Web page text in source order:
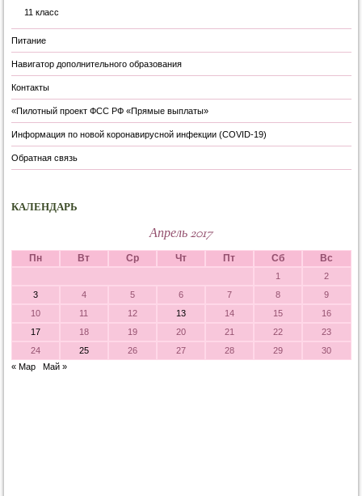
11 класс
Питание
Навигатор дополнительного образования
Контакты
«Пилотный проект ФСС РФ «Прямые выплаты»
Информация по новой коронавирусной инфекции (COVID-19)
Обратная связь
КАЛЕНДАРЬ
Апрель 2017
Пн Вт Ср Чт Пт Сб Вс
1
2
3
4 5 6 7 8
9
10
11 12 13 14 15
16
17
18 19 20 21 22
23
24
25 26 27 28 29
30
« Мар
Май »